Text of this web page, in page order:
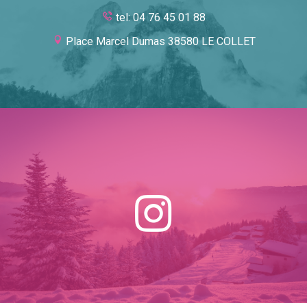
tel: 04 76 45 01 88
Place Marcel Dumas 38580 LE COLLET